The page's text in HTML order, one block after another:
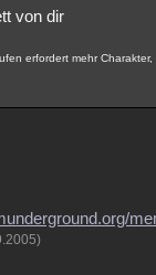
von dir
erfordert mehr Charakter,